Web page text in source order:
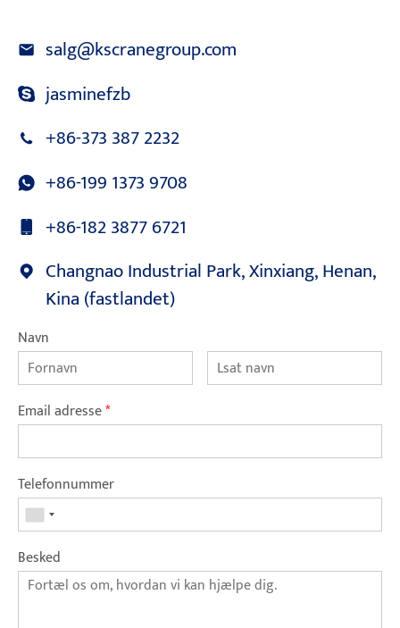
salg@kscranegroup.com
jasminefzb
+86-373 387 2232
+86-199 1373 9708
+86-182 3877 6721
Changnao Industrial Park, Xinxiang, Henan,
Kina (fastlandet)
Navn
Email adresse*
Telefonnummer
Besked